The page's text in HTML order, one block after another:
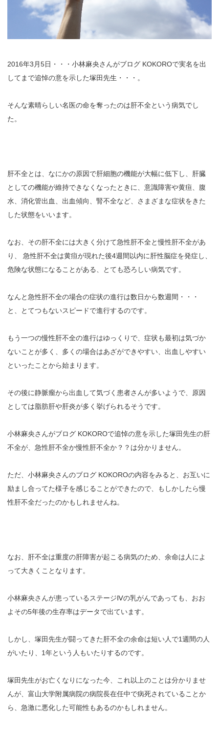
2016年3月5日・・・小林麻央さんがブログ KOKOROで実名を出
してまで追悼の意を示した塚田先生・・・。
そんな素晴らしい名医の命を奪ったのは肝不全という病気でし
た。
肝不全とは、なにかの原因で肝細胞の機能が大幅に低下し、肝臓
としての機能が維持できなくなったときに、意識障害や黄疸、腹
水、消化管出血、出血傾向、腎不全など、さまざまな症状をきた
した状態をいいます。
なお、その肝不全には大きく分けて急性肝不全と慢性肝不全があ
り、 急性肝不全は黄疸が現れた後4週間以内に肝性脳症を発症し、
危険な状態になることがある、とても恐ろしい病気です。
なんと急性肝不全の場合の症状の進行は数日から数週間・・・
と、とてつもないスピードで進行するのです。
もう一つの慢性肝不全の進行はゆっくりで、症状も最初は気づか
ないことが多く、多くの場合はあざができやすい、出血しやすい
といったことから始まります。
その後に静脈瘤から出血して気づく患者さんが多いようで、原因
としては脂肪肝や肝炎が多く挙げられるそうです。
小林麻央さんがブログ KOKOROで追悼の意を示した塚田先生の肝
不全が、急性肝不全か慢性肝不全か？？は分かりません。
ただ、小林麻央さんのブログ KOKOROの内容をみると、お互いに
励まし合ってた様子を感じることができたので、もしかしたら慢
性肝不全だったのかもしれませんね。
なお、肝不全は重度の肝障害が起こる病気のため、余命は人によ
って大きくことなります。
小林麻央さんが患っているステージⅣの乳がんであっても、おお
よその5年後の生存率はデータで出ています。
しかし、塚田先生が闘ってきた肝不全の余命は短い人で1週間の人
がいたり、1年という人もいたりするのです。
塚田先生がお亡くなりになった今、これ以上のことは分かりませ
んが、富山大学附属病院の病院長在任中で病死されていることか
ら、急激に悪化した可能性もあるのかもしれません。